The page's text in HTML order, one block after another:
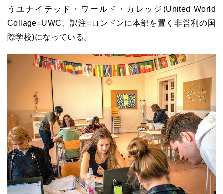
うユナイテッド・ワールド・カレッジ(United World
Collage=UWC、訳注=ロンドンに本部を置く非営利の国
際学校)になっている。